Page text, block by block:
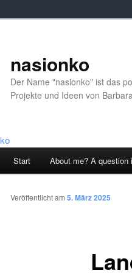
nasionko
Der Name "nasionko" ist das
Projekte und Ideen von
Zum
Inhalt
Start About me? A question
Veröffentlicht am 5. März 2025